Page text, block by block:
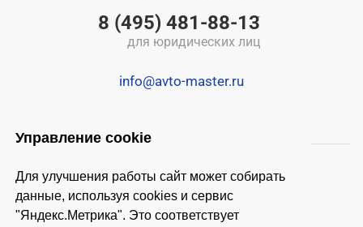
Управление cookie
Для улучшения работы сайт может собирать
данные, используя cookies и сервис
"Яндекс.Метрика". Это соответствует
8 (495) 481-88-13
для юридических лиц
info@avto-master.ru